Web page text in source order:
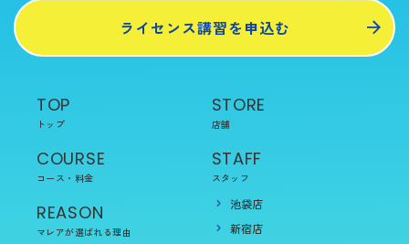
ライセンス講習を申込む
TOP
トップ
COURSE
コース・料金
REASON
マレアが選ばれる理由
STORE
店舗
STAFF
スタッフ
池袋店
新宿店